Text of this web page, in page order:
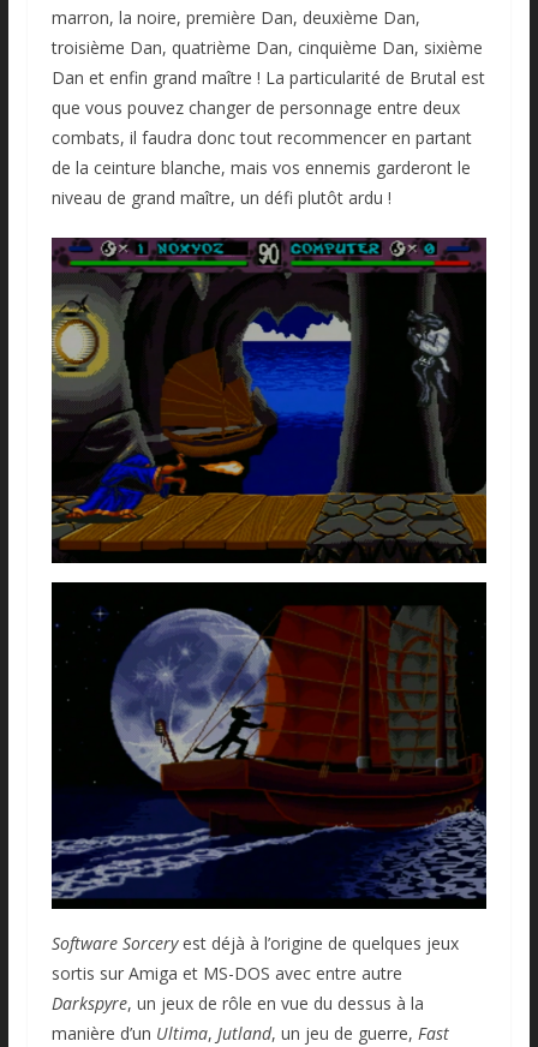
marron, la noire, première Dan, deuxième Dan,
troisième Dan, quatrième Dan, cinquième Dan, sixième
Dan et enfin grand maître ! La particularité de Brutal est
que vous pouvez changer de personnage entre deux
combats, il faudra donc tout recommencer en partant
de la ceinture blanche, mais vos ennemis garderont le
niveau de grand maître, un défi plutôt ardu !
Software Sorceryest déjà à l’origine de quelques jeux
sortis sur Amiga et MS-DOS avec entre autre
Darkspyre, un jeux de rôle en vue du dessus à la
manière d’un Ultima, Jutland, un jeu de guerre, Fast